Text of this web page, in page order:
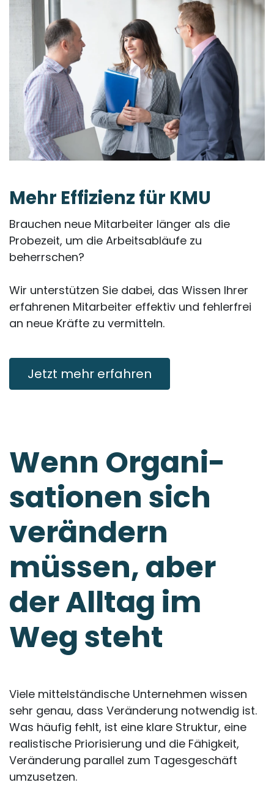
Mehr Effizienz für KMU
Brauchen neue Mitarbeiter länger als die
Probezeit, um die Arbeitsabläufe zu
beherrschen?
Wir unterstützen Sie dabei, das Wissen Ihrer
erfahrenen Mitarbeiter effektiv und fehlerfrei
an neue Kräfte zu vermitteln.
Jetzt mehr erfahren
Wenn Organi­
sationen sich
verändern
müssen, aber
der Alltag im
Weg steht
Viele mittelständische Unternehmen wissen
sehr genau, dass Veränderung notwendig ist.
Was häufig fehlt, ist eine klare Struktur, eine
realistische Priorisierung und die Fähigkeit,
Veränderung parallel zum Tagesgeschäft
umzusetzen.